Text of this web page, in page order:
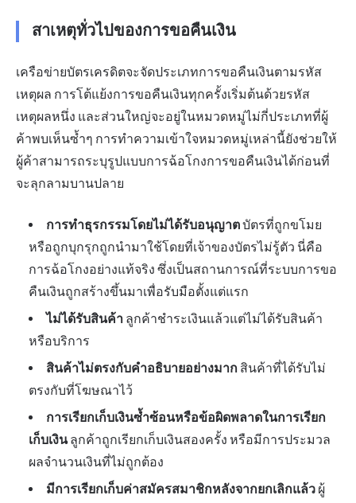
สาเหตุทั่วไปของการขอคืนเงิน
เครือข่ายบัตรเครดิตจะจัดประเภทการขอคืนเงินตามรหัส
เหตุผล การโต้แย้งการขอคืนเงินทุกครั้งเริ่มต้นด้วยรหัส
เหตุผลหนึ่ง และส่วนใหญ่จะอยู่ในหมวดหมู่ไม่กี่ประเภทที่ผู้
ค้าพบเห็นซ้ำๆ การทำความเข้าใจหมวดหมู่เหล่านี้ยังช่วยให้
ผู้ค้าสามารถระบุรูปแบบการฉ้อโกงการขอคืนเงินได้ก่อนที่
จะลุกลามบานปลาย
การทำธุรกรรมโดยไม่ได้รับอนุญาตบัตรที่ถูกขโมย
หรือถูกบุกรุกถูกนำมาใช้โดยที่เจ้าของบัตรไม่รู้ตัว นี่คือ
การฉ้อโกงอย่างแท้จริง ซึ่งเป็นสถานการณ์ที่ระบบการขอ
คืนเงินถูกสร้างขึ้นมาเพื่อรับมือตั้งแต่แรก
ไม่ได้รับสินค้า ลูกค้าชำระเงินแล้วแต่ไม่ได้รับสินค้า
หรือบริการ
สินค้าไม่ตรงกับคำอธิบายอย่างมาก สินค้าที่ได้รับไม่
ตรงกับที่โฆษณาไว้
การเรียกเก็บเงินซ้ำซ้อนหรือข้อผิดพลาดในการเรียก
เก็บเงินลูกค้าถูกเรียกเก็บเงินสองครั้ง หรือมีการประมวล
ผลจำนวนเงินที่ไม่ถูกต้อง
มีการเรียกเก็บค่าสมัครสมาชิกหลังจากยกเลิกแล้ว ผู้